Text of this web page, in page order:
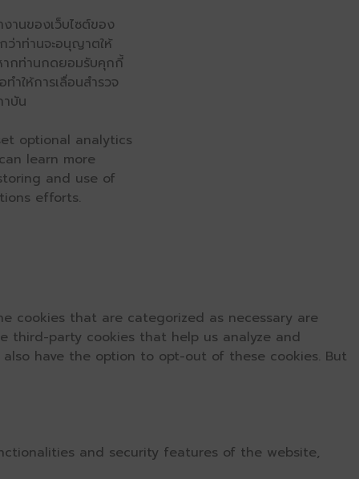
านของเว็บไซต์ของ
ว่าท่านจะอนุญาตให้
กท่านกดยอมรับคุกกี้
ำให้การเลื่อนสำรวจ
าบัน
optional analytics
learn more
and use of
efforts.
cookies that are categorized as necessary are
third-party cookies that help us analyze and
have the option to opt-out of these cookies. But
and security features of the website,